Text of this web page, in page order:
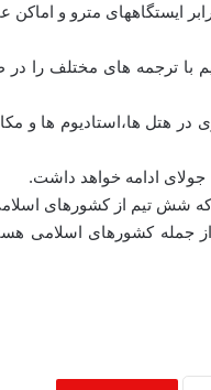
ایستگاههای مترو و
در هتل ها،استادیوم ها و
جمله کشورهای اسلامی